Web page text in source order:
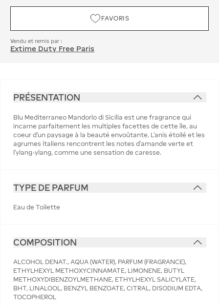
FAVORIS
Vendu et remis par :
Extime Duty Free Paris
PRÉSENTATION
Blu Mediterraneo Mandorlo di Sicilia est une fragrance qui
incarne parfaitement les multiples facettes de cette île, au
coeur d'un paysage à la beauté envoûtante. L'anis étoilé et les
agrumes italiens rencontrent les notes d'amande verte et
l'ylang-ylang, comme une sensation de caresse.
TYPE DE PARFUM
Eau de Toilette
COMPOSITION
ALCOHOL DENAT., AQUA (WATER), PARFUM (FRAGRANCE),
ETHYLHEXYL METHOXYCINNAMATE, LIMONENE, BUTYL
METHOXYDIBENZOYLMETHANE, ETHYLHEXYL SALICYLATE,
BHT, LINALOOL, BENZYL BENZOATE, CITRAL, DISODIUM EDTA,
TOCOPHEROL